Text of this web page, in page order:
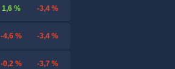
1,6 % -3,4 %
-4,6 % -3,4 %
-0,2 % -3,7 %